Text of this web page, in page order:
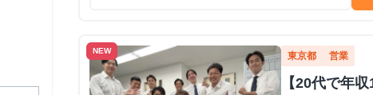
NEW 東京都 営業
【20代で年